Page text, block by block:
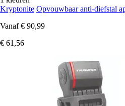
Kryptonite Opvouwbaar anti-diefstal
Vanaf € 90,99
€ 61,56